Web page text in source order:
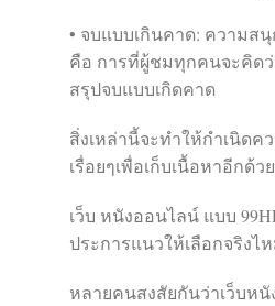
• จบแบบเกินคาด: ความส
คือ การที่ผู้ชมทุกคนจะคิด
สรุปจบแบบเกิดคาด
สิ่งเหล่านี้จะทำให้กำเนิดค
เรื่อยๆเพื่อเก็บเนื้อหาอีกด้ว
เว็บ หนังออนไลน์ แบบ
ประการแนวให้เลือกจริงไ
หลายคนสงสัยกันว่าเว็บห